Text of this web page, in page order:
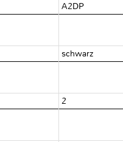
A2DP
schwarz
2